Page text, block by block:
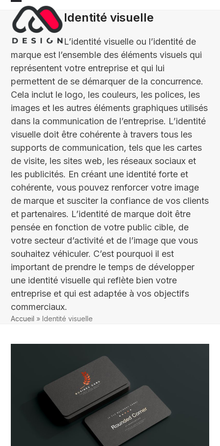
content
Open
mobile
menu
Close
mobile
menu
Identité visuelle
L’identité visuelle ou l’identité de
marque est l’ensemble des éléments visuels qui
représentent votre entreprise et qui lui
permettent de se démarquer de la concurrence.
Cela inclut le logo, les couleurs, les polices, les
images et les autres éléments graphiques utilisés
dans la communication de l’entreprise. L’identité
visuelle doit être cohérente à travers tous les
supports de communication, tels que les cartes
de visite, les sites web, les réseaux sociaux et
les publicités. En créant une identité forte et
cohérente, vous pouvez renforcer votre image
de marque et susciter la confiance de vos clients
et partenaires. L’identité de marque doit être
pensée en fonction de votre public cible, de
votre secteur d’activité et de l’image que vous
souhaitez véhiculer. C’est pourquoi il est
important de prendre le temps de développer
une identité visuelle qui reflète bien votre
entreprise et qui est adaptée à vos objectifs
commerciaux.
Accueil »Identité visuelle